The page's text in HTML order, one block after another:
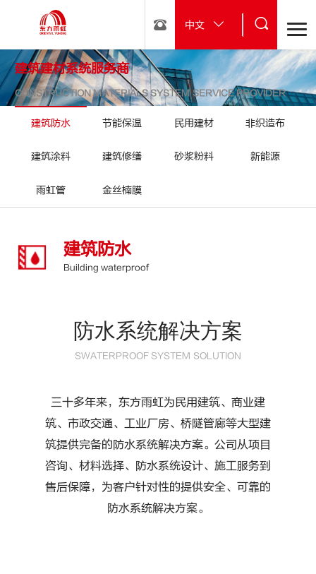
中文
建筑建材系统服务商
CONSTRUCTION MATERIALS SYSTEM SERVICE PROVIDER
建筑防水 节能保温 民用建材 非织造布
建筑涂料 建筑修缮 砂浆粉料 新能源
雨虹管 金丝楠膜
建筑防水
Building waterproof
防水系统解决方案
SWATERPROOF SYSTEM SOLUTION
三十多年来，东方雨虹为民用建筑、商业建
筑、市政交通、工业厂房、桥隧管廊等大型建
筑提供完备的防水系统解决方案。公司从项目
咨询、材料选择、防水系统设计、施工服务到
售后保障，为客户针对性的提供安全、可靠的
防水系统解决方案。